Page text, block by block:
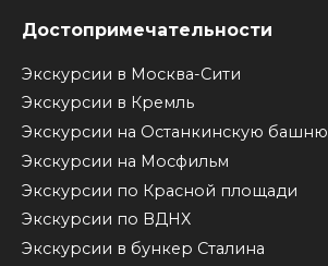
Достопримечательности
Экскурсии в Москва-Сити
Экскурсии в Кремль
Экскурсии на Останкинскую башню
Экскурсии на Мосфильм
Экскурсии по Красной площади
Экскурсии по ВДНХ
Экскурсии в бункер Сталина